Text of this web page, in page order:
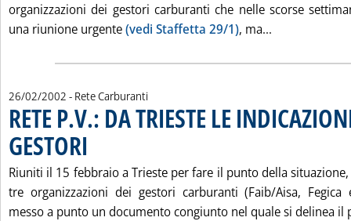
organizzazioni dei gestori carburanti che nelle scorse
una riunione urgente(vedi Staffetta 29/1), ma...
26/02/2002 - Rete Carburanti
RETE P.V.: DA TRIESTE LE
GESTORI
Riuniti il 15 febbraio a Trieste per fare il punto della
tre organizzazioni dei gestori carburanti (Faib/Aisa, Fegica
messo a punto un documento congiunto nel quale si delinea il